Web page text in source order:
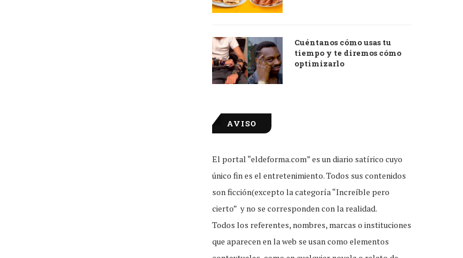
Cuéntanos cómo usas tu
tiempo y te diremos cómo
optimizarlo
AVISO
El portal “eldeforma.com” es un diario satírico cuyo
único fin es el entretenimiento. Todos sus contenidos
son ficción(excepto la categoría “Increíble pero
cierto” y no se corresponden con la realidad.
Todos los referentes, nombres, marcas o instituciones
que aparecen en la web se usan como elementos